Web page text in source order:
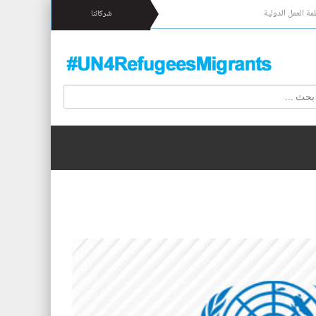
العمل الدولية شركائنا
شخصا قبالة السواحل الإسبانية.